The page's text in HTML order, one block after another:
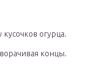
огурца.
концы.